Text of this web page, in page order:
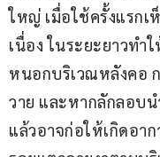
ใหญ่ เมื่อใช้ครั้งแรก
เนื่อง ในระยะยาวทำ
หนอกบริเวณหลังคอ
วาย และหากลักลอบน
แล้วอาจก่อให้เกิดอา